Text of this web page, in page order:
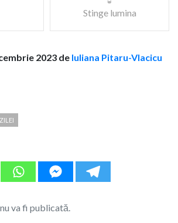
Stinge lumina
2023 de Iuliana Pitaru-Vlacicu
va fi publicată.